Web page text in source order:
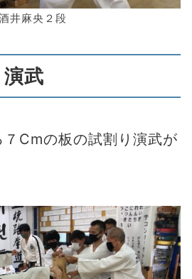
井麻央２段
武
Cmの板の試割り演武が